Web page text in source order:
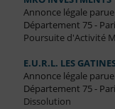
Annonce légale
Département 75 -
Poursuite d'Activité
E.U.R.L. LES
Annonce légale
Département 75 -
Dissolution